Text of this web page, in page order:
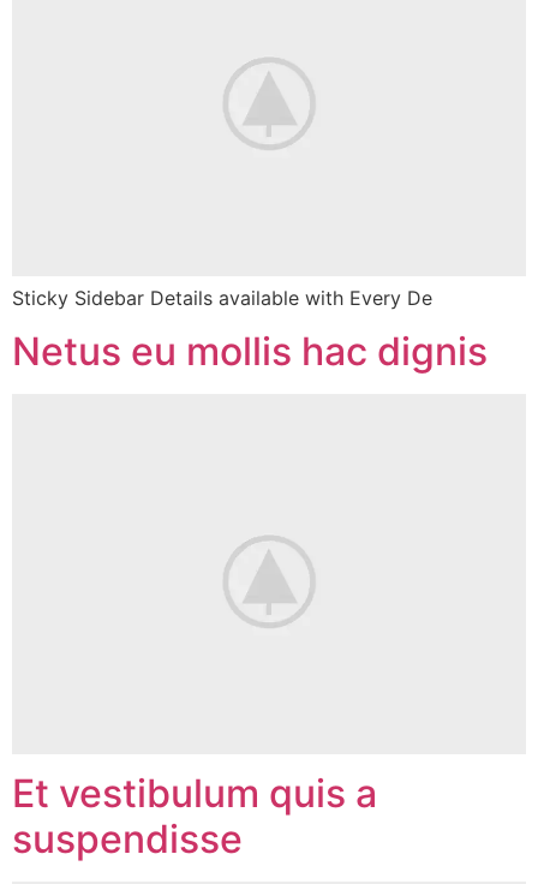
Sticky Sidebar Details available with Every De
Netus eu mollis hac dignis
Et vestibulum quis a
suspendisse